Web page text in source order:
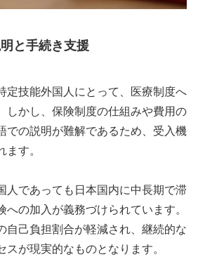
と手続き支援
定技能外国人にとって、医療制度へ
しかし、保険制度の仕組みや費用の
での説明が難解であるため、受入機
ます。
人であっても日本国内に中長期で滞
への加入が義務づけられています。
自己負担割合が軽減され、継続的な
スが現実的なものとなります。